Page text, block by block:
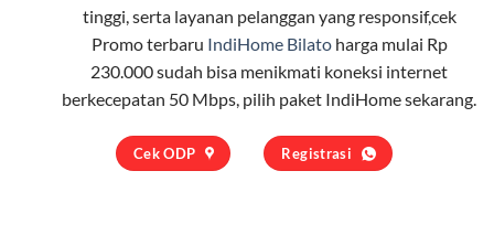
tinggi, serta layanan pelanggan yang responsif,cek
Promo terbaru IndiHome Bilatoharga mulai Rp
230.000 sudah bisa menikmati koneksi internet
berkecepatan 50 Mbps, pilih paket IndiHomesekarang.
Cek ODP Registrasi